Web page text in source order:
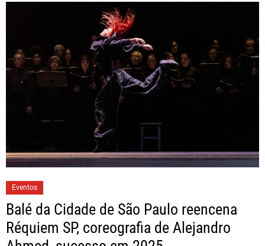
Eventos
Balé da Cidade de São Paulo reencena
Réquiem SP, coreografia de Alejandro